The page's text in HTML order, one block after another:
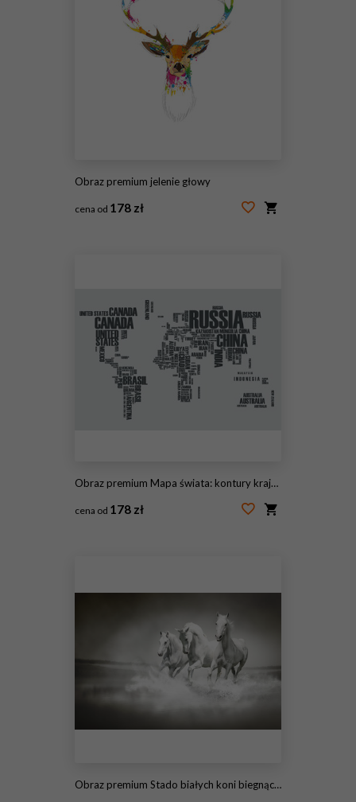
Obraz premium jelenie głowy
cena od 178 zł
Obraz premium Mapa świata: kontury kraju składają się ze słów
cena od 178 zł
Obraz premium Stado białych koni biegnących przez wodę